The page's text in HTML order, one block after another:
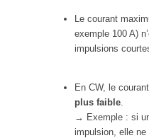
Le courant
exemple 100 A)
impulsions
En CW, le
plus faible.
→ Exemple : si
impulsion, elle ne